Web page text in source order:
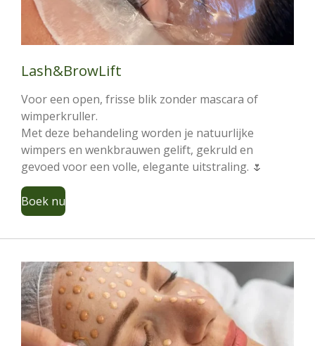
Lash&BrowLift
Voor een open, frisse blik zonder mascara of
wimperkruller.
Met deze behandeling worden je natuurlijke
wimpers en wenkbrauwen gelift, gekruld en
gevoed voor een volle, elegante uitstraling. 🌷
Boek nu